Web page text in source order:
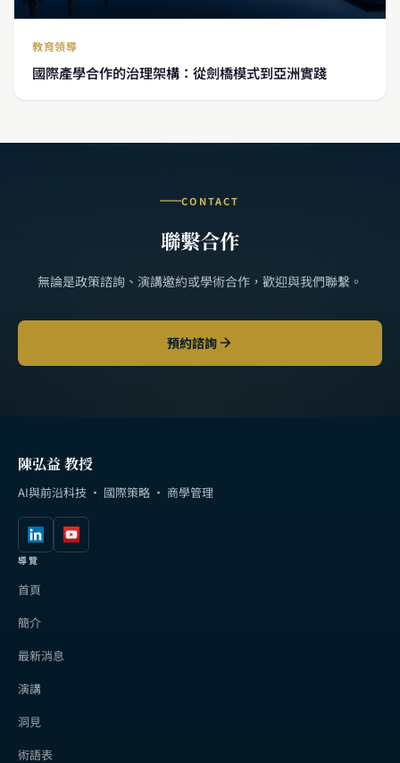
教育領導
國際產學合作的治理架構：從劍橋模式到亞洲實踐
CONTACT
聯繫合作
無論是政策諮詢、演講邀約或學術合作，歡迎與我們聯繫。
預約諮詢
陳弘益 教授
AI與前沿科技 · 國際策略 · 商學管理
導覽
首頁
簡介
最新消息
演講
洞見
術語表